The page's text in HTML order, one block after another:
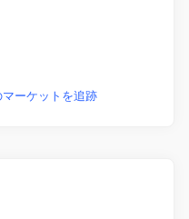
ーケットを追跡